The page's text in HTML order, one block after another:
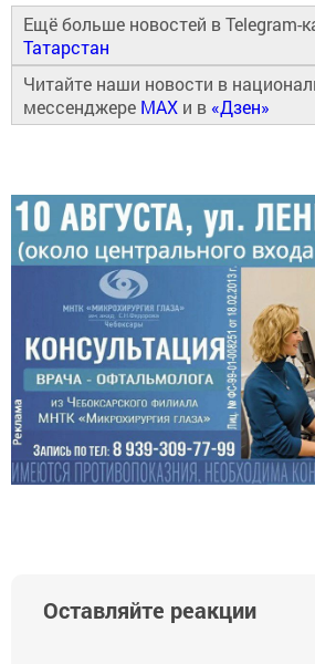
Ещё больше новостей в Telegram-
Татарстан
Читайте наши новости в
мессенджере MAX и в «Дзен»
Оставляйте реакции